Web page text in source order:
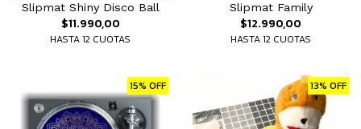
Slipmat Shiny Disco Ball
$11.990,00
HASTA 12 CUOTAS
Slipmat Family
$12.990,00
HASTA 12 CUOTAS
15% OFF 13% OFF